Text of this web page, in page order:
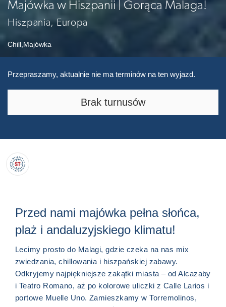
Majówka w Hiszpanii | Gorąca Malaga!
Hiszpania, Europa
Chill Majówka
Przepraszamy, aktualnie nie ma terminów na ten wyjazd.
Brak turnusów
Przed nami majówka pełna słońca,
plaż i andaluzyjskiego klimatu!
Lecimy prosto do Malagi, gdzie czeka na nas mix
zwiedzania, chillowania i hiszpańskiej zabawy.
Odkryjemy najpiękniejsze zakątki miasta – od Alcazaby
i Teatro Romano, aż po kolorowe uliczki z Calle Larios i
portowe Muelle Uno. Zamieszkamy w Torremolinos,